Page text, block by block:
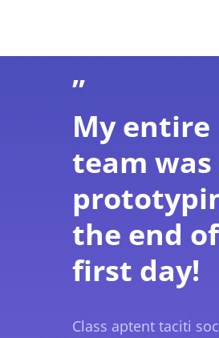
”
My entire
team was
the end
first day!
Class aptent taciti